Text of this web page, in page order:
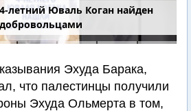
4-летний Юваль Коган найден
добровольцами
Эхуда Барака,
что палестинцы получили
Эхуда Ольмерта в том,